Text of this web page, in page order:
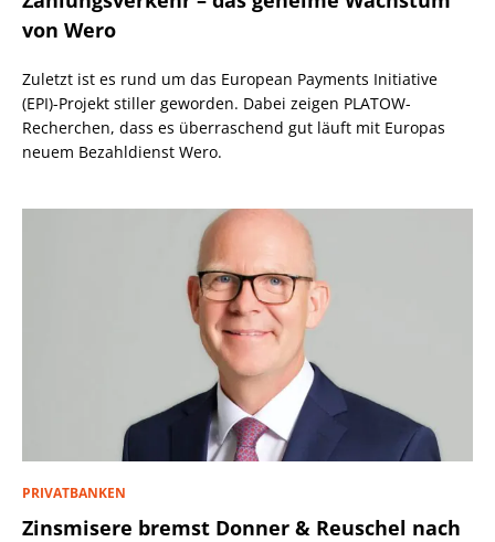
von Wero
Zuletzt ist es rund um das European Payments Initiative
(EPI)-Projekt stiller geworden. Dabei zeigen PLATOW-
Recherchen, dass es überraschend gut läuft mit Europas
neuem Bezahldienst Wero.
PRIVATBANKEN
Zinsmisere bremst Donner & Reuschel nach